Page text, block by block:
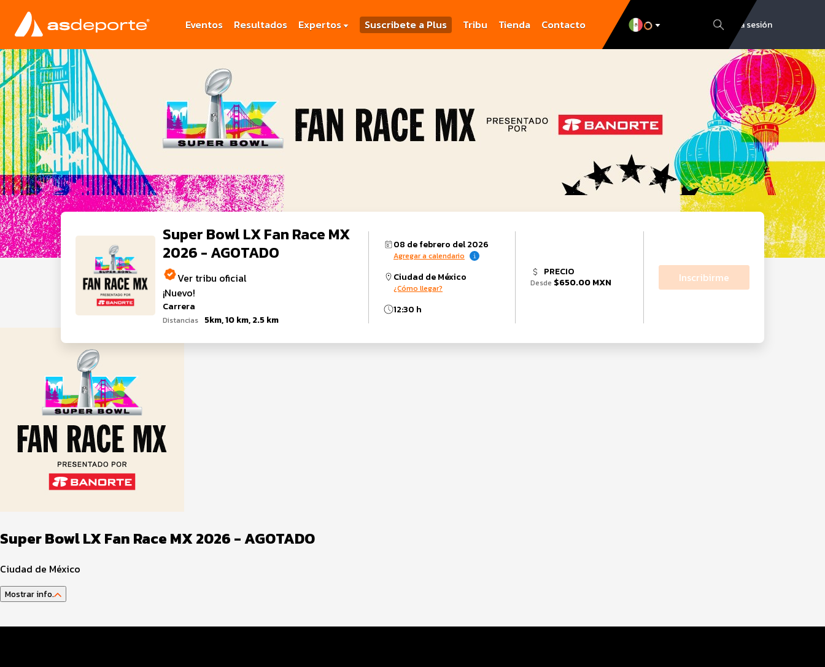
Eventos Resultados Expertos Suscribete a Plus Tribu Tienda Contacto Inicia sesión
Super Bowl LX Fan Race MX
2026 - AGOTADO
Ver tribu oficial
¡Nuevo!
Carrera
Distancias 5km, 10 km, 2.5 km
08 de febrero del 2026
Agregar a calendario
Ciudad de México
¿Cómo llegar?
12:30 h
PRECIO
Desde $650.00 MXN Inscribirme
Super Bowl LX Fan Race MX 2026 - AGOTADO
Ciudad de México
Mostrar info.